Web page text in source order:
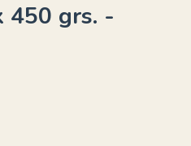
450 grs. -